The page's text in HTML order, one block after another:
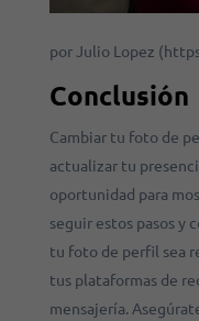
por Julio Lopez
Conclusión
Cambiar tu foto de
actualizar tu
oportunidad para
seguir estos pasos y
tu foto de perfil sea
tus plataformas de
mensajería.